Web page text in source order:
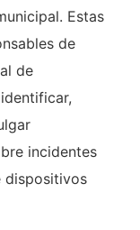
Estas
de
de
incidentes
dispositivos